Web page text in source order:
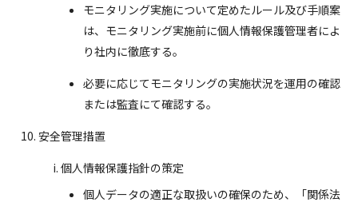
モニタリング実施について定めたルール及び手順案
は、モニタリング実施前に個人情報保護管理者によ
り社内に徹底する。
必要に応じてモニタリングの実施状況を運用の確認
または監査にて確認する。
安全管理措置
個人情報保護指針の策定
個人データの適正な取扱いの確保のため、「関係法